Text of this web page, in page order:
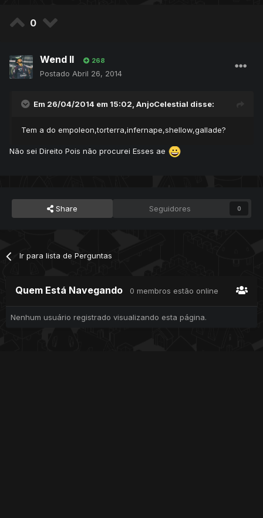
0
Wend ll 268
Postado Abril 26, 2014
Em 26/04/2014 em 15:02, AnjoCelestial disse:
Tem a do empoleon,torterra,infernape,shellow,gallade?
Não sei Direito Pois não procurei Esses ae
Share Seguidores 0
Ir para lista de Perguntas
Quem Está Navegando 0 membros estão online
Nenhum usuário registrado visualizando esta página.